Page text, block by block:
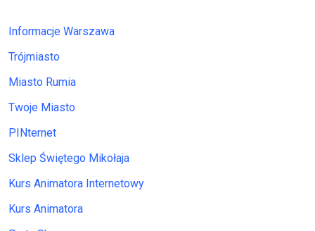
Informacje Warszawa
Trójmiasto
Miasto Rumia
Twoje Miasto
PINternet
Sklep Świętego Mikołaja
Kurs Animatora Internetowy
Kurs Animatora